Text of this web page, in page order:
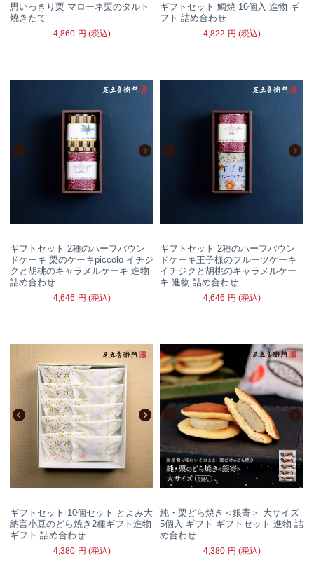
思いっきり栗 マローネ栗のタルト
焼きたて
4,860 円 (税込)
ギフトセット 鯛焼 16個入 進物 ギ
フト 詰め合わせ
4,822 円 (税込)
ギフトセット 2種のハーフパウン
ドケーキ 栗のケーキpiccolo イチジ
クと胡桃のキャラメルケーキ 進物
詰め合わせ
4,646 円 (税込)
ギフトセット 2種のハーフパウン
ドケーキ王子様のフルーツケーキ
イチジクと胡桃のキャラメルケー
キ 進物 詰め合わせ
4,646 円 (税込)
ギフトセット 10個セット とよみ大
納言小豆のどら焼き2種ギフト進物
ギフト 詰め合わせ
4,380 円 (税込)
純・栗どら焼き＜銀寄＞ 大サイズ
5個入 ギフト ギフトセット 進物 詰
め合わせ
4,380 円 (税込)